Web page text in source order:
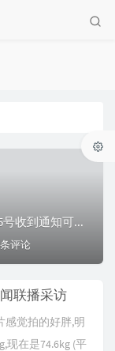
记一下又被省新闻联播采访收到通知7月25号收到通知可能要采访，采访主题是“幸福都是奋斗出来的”7月26日下午来单位采访关于视频第一句话我没想到视频第一句话...
评论
联播采访
感觉拍的好胖,明
现在是74.6kg (平